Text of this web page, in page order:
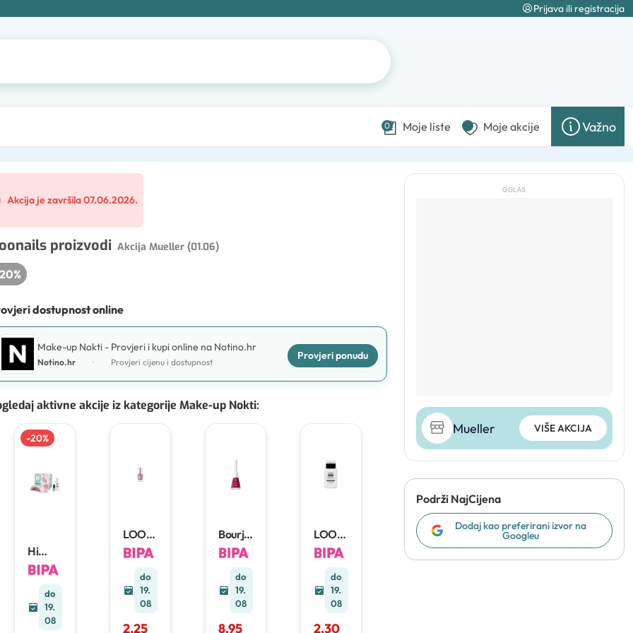
Prijava ili registracija
0 Moje liste Moje akcije Važno
Akcija je završila 07.06.2026.
proizvodi Akcija Mueller (01.06)
20%
dostupnost online
Make-up Nokti - Provjeri i kupi online na Notino.hr
Notino.hr · Provjeri cijenu i dostupnost
Provjeri ponudu
aktivne akcije iz kategorije Make-up Nokti:
-20%
Hi
Hybrid
dekora
tivna
kozme
tika
do
19.
08
LOOK
BY
BIPA
ALL IN
ONE
STEP
Lak za
do
19.
08
2,25
Bourjoi
s
Health
y Mix
lak za
nokte
2 kom
do
19.
08
8,95
LOOK
BY
BIPA
SOFT
&EASY
Odstra
njivač
nokte
do
19.
08
2,30
OGLAS
Mueller VIŠE AKCIJA
Podrži NajCijena
Dodaj kao preferirani izvor na
Googleu